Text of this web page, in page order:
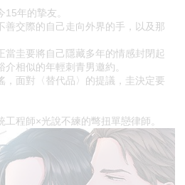
年的摯友。
善交際的自己走向外界的手，以及那
當圭要將自己隱藏多年的情感封閉起
相似的年輕刺青男邀約。
，面對〈替代品〉的提議，圭決定要
程師×光說不練的彆扭單戀律師。